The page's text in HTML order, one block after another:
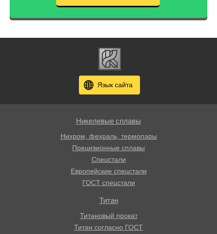
Язык сайта
Никелевые сплавы
Нихром, фехраль, термопары
Прецизионные сплавы
Спецстали
Европейские спецстали
ГОСТ спецстали
Титан
Титановый прокат
Титан согласно ГОСТ